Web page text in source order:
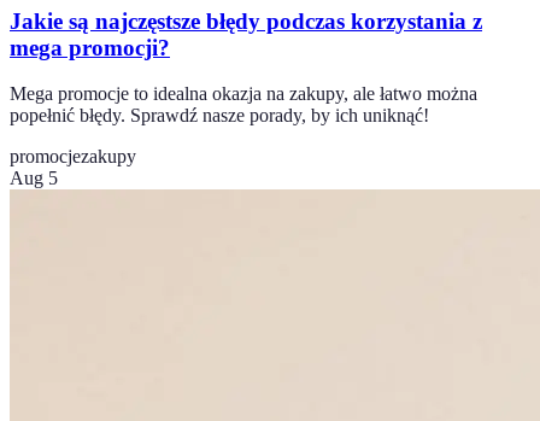
Jakie są najczęstsze błędy podczas korzystania z
mega promocji?
Mega promocje to idealna okazja na zakupy, ale łatwo można
popełnić błędy. Sprawdź nasze porady, by ich uniknąć!
promocjezakupy
Aug 5